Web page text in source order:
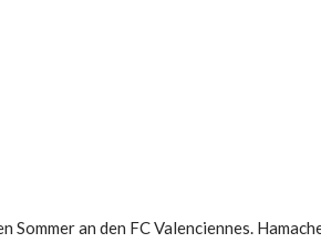
an den FC Valenciennes.